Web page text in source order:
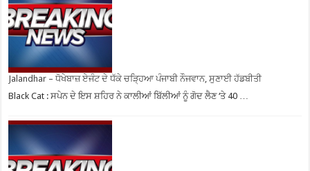
Jalandhar – ਧੋਖੇਬਾਜ਼ ਏਜੰਟ ਦੇ ਧੱਕੇ ਚੜ੍ਹਿਆ ਪੰਜਾਬੀ ਨੌਜਵਾਨ, ਸੁਣਾਈ ਹੱਡਬੀਤੀ
Black Cat : ਸਪੇਨ ਦੇ ਇਸ ਸ਼ਹਿਰ ਨੇ ਕਾਲੀਆਂ ਬਿੱਲੀਆਂ ਨੂੰ ਗੋਦ ਲੈਣ ‘ਤੇ 40 …